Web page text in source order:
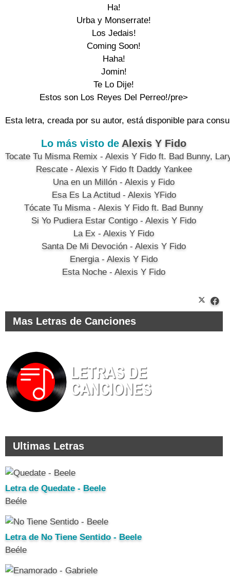
Ha!
Urba y Monserrate!
Los Jedais!
Coming Soon!
Haha!
Jomin!
Te Lo Dije!
Estos son Los Reyes Del Perreo!/pre>
Esta letra, creada por su autor, está disponible para
Lo más visto de Alexis Y Fido
Tocate Tu Misma Remix - Alexis Y Fido ft. Bad Bunny,
Rescate - Alexis Y Fido ft Daddy Yankee
Una en un Millón - Alexis y Fido
Esa Es La Actitud - Alexis YFido
Tócate Tu Misma - Alexis Y Fido ft. Bad Bunny
Si Yo Pudiera Estar Contigo - Alexis Y Fido
La Ex - Alexis Y Fido
Santa De Mi Devoción - Alexis Y Fido
Energia - Alexis Y Fido
Esta Noche - Alexis Y Fido
Mas Letras de Canciones
Ultimas Letras
Letra de Quedate - Beele
Beéle
Letra de No Tiene Sentido - Beele
Beéle